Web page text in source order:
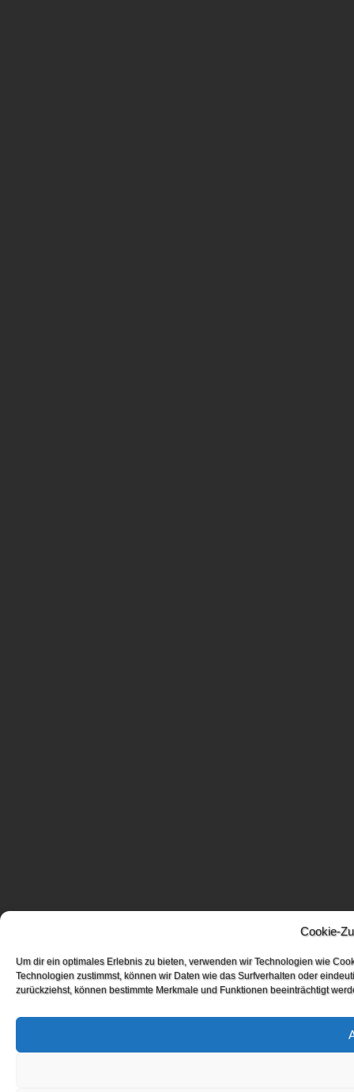
Cookie-
Um dir ein optimales Erlebnis zu bieten, verwenden wir Technologien wie
Technologien zustimmst, können wir Daten wie das Surfverhalten oder
zurückziehst, können bestimmte Merkmale und Funktionen beeinträchtigt